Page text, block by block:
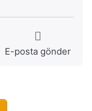
E-posta gönder